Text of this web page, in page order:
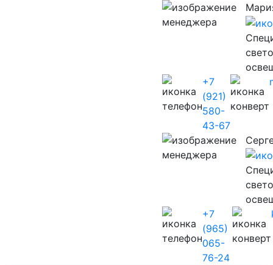
+7
(921)
580-
43-67
+7
(965)
065-
76-24